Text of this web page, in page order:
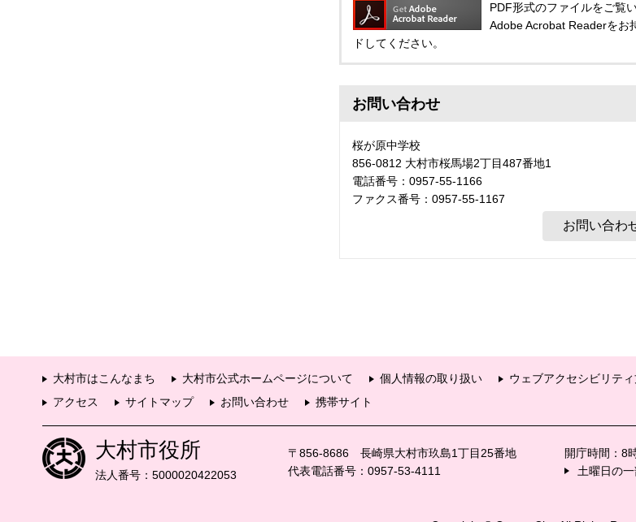
PDF形式のファイルをご覧
Adobe Acrobat Readerをお
ドしてください。
お問い合わせ
桜が原中学校
856-0812 大村市桜馬場2丁目487番地1
電話番号：0957-55-1166
ファクス番号：0957-55-1167
大村市はこんなまち 大村市公式ホームページについて 個人情報の取り扱い ウェブアクセシビリテ
アクセス
サイトマップ お問い合わせ 携帯サイト
大村市役所
法人番号：5000020422053
〒856-8686 長崎県大村市玖島1丁目25番地
代表電話番号：0957-53-4111
開庁時間：8
土曜日の